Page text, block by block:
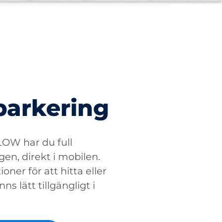
har du full
direkt i mobilen.
för att hitta eller
lätt tillgängligt i